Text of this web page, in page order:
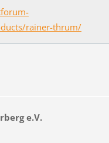
rainer-thrum/
e.V.